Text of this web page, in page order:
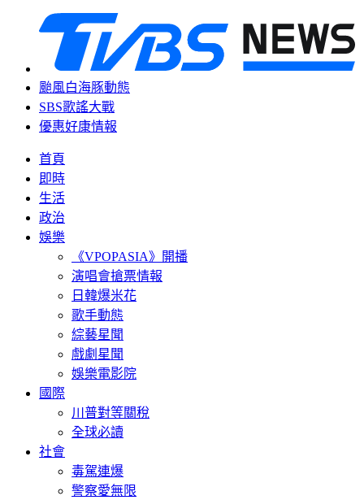
颱風白海豚動態
SBS歌謠大戰
優惠好康情報
首頁
即時
生活
政治
娛樂
《VPOPASIA》開播
演唱會搶票情報
日韓爆米花
歌手動態
綜藝星聞
戲劇星聞
娛樂電影院
國際
川普對等關稅
全球必讀
社會
毒駕連爆
警察愛無限